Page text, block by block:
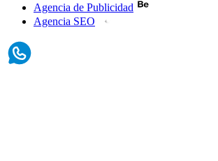
Agencia de Publicidad
Agencia SEO